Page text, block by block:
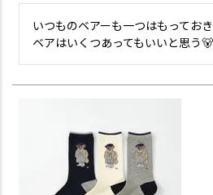
いつものベアーも一つはもってお
ベアはいくつあってもいいと思う